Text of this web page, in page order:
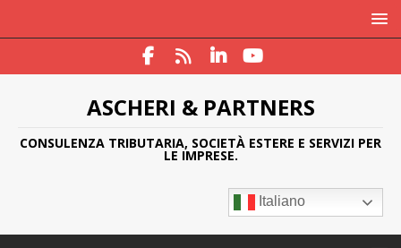
ASCHERI & PARTNERS
CONSULENZA TRIBUTARIA, SOCIETÀ ESTERE E SERVIZI PER
LE IMPRESE.
Italiano